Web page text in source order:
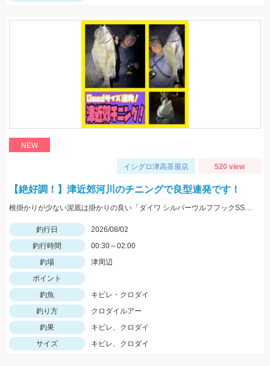
NEW
イシグロ津高茶屋店 520 view
【絶好調！】津近郊河川のチニングで良型連発です！
根掛かりが少ない泥底は掛かりの良い「ダイワ シルバーウルフフックSSストレート」「がまかつ 触角フック」がGOOD！
釣行日
2026/08/02
釣行時間
00:30～02:00
釣場
津周辺
ポイント
釣魚
キビレ・クロダイ
釣り方
クロダイルアー
釣果
キビレ、クロダイ
サイズ
キビレ、クロダイ